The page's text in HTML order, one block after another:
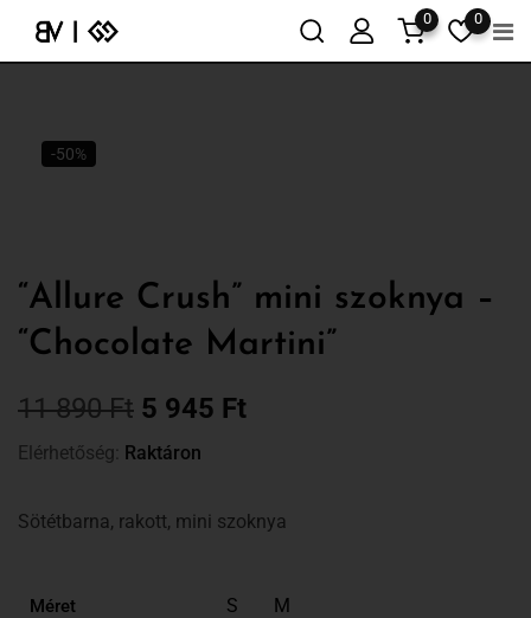
0
0
-50%
“Allure Crush” mini szoknya –
“Chocolate Martini”
11 890Ft 5 945 Ft
Elérhetőség: Raktáron
Sötétbarna, rakott, mini szoknya
Méret S M